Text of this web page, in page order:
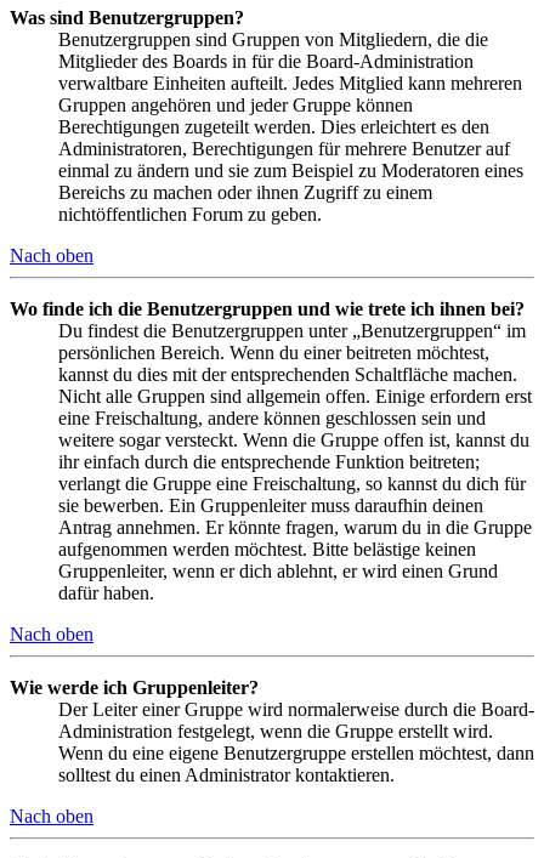
Was sind Benutzergruppen?
Benutzergruppen sind Gruppen von Mitgliedern, die die
Mitglieder des Boards in für die Board-Administration
verwaltbare Einheiten aufteilt. Jedes Mitglied kann mehreren
Gruppen angehören und jeder Gruppe können
Berechtigungen zugeteilt werden. Dies erleichtert es den
Administratoren, Berechtigungen für mehrere Benutzer auf
einmal zu ändern und sie zum Beispiel zu Moderatoren eines
Bereichs zu machen oder ihnen Zugriff zu einem
nichtöffentlichen Forum zu geben.
Nach oben
Wo finde ich die Benutzergruppen und wie trete ich ihnen bei?
Du findest die Benutzergruppen unter „Benutzergruppen“ im
persönlichen Bereich. Wenn du einer beitreten möchtest,
kannst du dies mit der entsprechenden Schaltfläche machen.
Nicht alle Gruppen sind allgemein offen. Einige erfordern erst
eine Freischaltung, andere können geschlossen sein und
weitere sogar versteckt. Wenn die Gruppe offen ist, kannst du
ihr einfach durch die entsprechende Funktion beitreten;
verlangt die Gruppe eine Freischaltung, so kannst du dich für
sie bewerben. Ein Gruppenleiter muss daraufhin deinen
Antrag annehmen. Er könnte fragen, warum du in die Gruppe
aufgenommen werden möchtest. Bitte belästige keinen
Gruppenleiter, wenn er dich ablehnt, er wird einen Grund
dafür haben.
Nach oben
Wie werde ich Gruppenleiter?
Der Leiter einer Gruppe wird normalerweise durch die Board-
Administration festgelegt, wenn die Gruppe erstellt wird.
Wenn du eine eigene Benutzergruppe erstellen möchtest, dann
solltest du einen Administrator kontaktieren.
Nach oben